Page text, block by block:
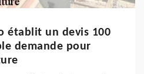
établit un devis 100
demande pour